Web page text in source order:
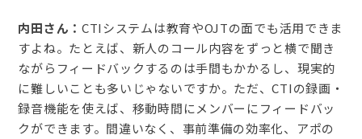
内田さん： CTIシステムは教育やOJTの面でも活用できま
すよね。たとえば、新人のコール内容をずっと横で聞き
ながらフィードバックするのは手間もかかるし、現実的
に難しいことも多いじゃないですか。ただ、CTIの録画・
録音機能を使えば、移動時間にメンバーにフィードバッ
クができます。間違いなく、事前準備の効率化、アポの